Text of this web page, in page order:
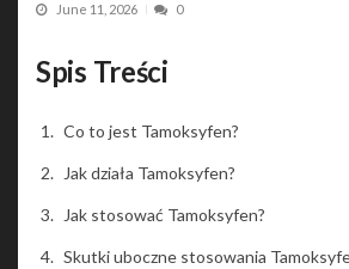
June 11, 2026 0
Spis Treści
Co to jest Tamoksyfen?
Jak działa Tamoksyfen?
Jak stosować Tamoksyfen?
Skutki uboczne stosowania